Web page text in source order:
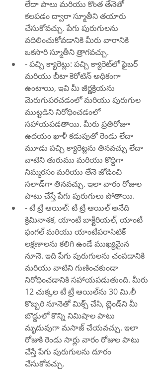
లేదా పాలు మరియు కొంత తేనెతో
కలపడం ద్వారా స్మూతీని తయారు
చేసుకోవచ్చు. పేగు పురుగులను
వదిలించుకోవడానికి మీరు వారానికి
ఒకసారి స్మూతీని త్రాగవచ్చు.
- పచ్చి క్యారెట్లు: పచ్చి క్యారెట్‌లో ఫైబర్
మరియు బీటా కెరోటిన్ అధికంగా
ఉంటాయి, ఇవి మీ జీర్ణక్రియను
మెరుగుపరచడంలో మరియు పురుగుల
ముట్టడిని నిరోధించడంలో
సహాయపడతాయి. మీరు ప్రతిరోజూ
ఉదయం ఖాళీ కడుపుతో రెండు లేదా
మూడు పచ్చి క్యారెట్లను తినవచ్చు లేదా
వాటిని తురుము మరియు కొద్దిగా
నిమ్మరసం మరియు తేనె జోడించి
సలాడ్‌గా తినవచ్చు. ఇలా వారం రోజుల
పాటు చేస్తే పేగు పురుగులు పోతాయి.
- టీ ట్రీ ఆయిల్: టీ ట్రీ ఆయిల్ అనేది
క్రిమినాశక, యాంటీ బాక్టీరియల్, యాంటీ
ఫంగల్ మరియు యాంటీపరాసిటిక్
లక్షణాలను కలిగి ఉండే ముఖ్యమైన
నూనె. ఇది పేగు పురుగులను చంపడానికి
మరియు వాటిని గుణించకుండా
నిరోధించడానికి సహాయపడుతుంది. మీరు
12 చుక్కల టీ ట్రీ ఆయిల్‌ను 30 మి.లీ
కొబ్బరి నూనెతో మిక్స్ చేసి, బ్లెండ్‌ని మీ
బొడ్డులో కొన్ని నిమిషాల పాటు
మృదువుగా మసాజ్ చేయవచ్చు. ఇలా
రోజుకి రెండు సార్లు వారం రోజుల పాటు
చేస్తే పేగు పురుగులను దూరం
చేసుకోవచ్చు.